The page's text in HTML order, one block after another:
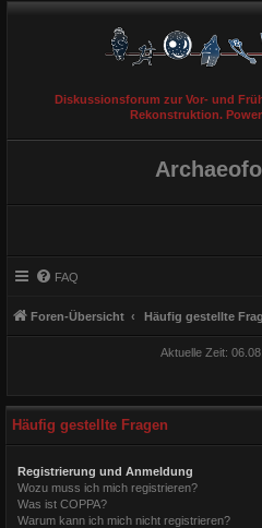
Diskussionsforum zur Vor- und
Rekonstruktion.
FAQ
Foren-Übersicht Häufig gestellte
Aktuelle Zeit:
Häufig gestellte Fragen
Registrierung und Anmeldung
Wozu muss ich mich registrieren?
Was ist COPPA?
Warum kann ich mich nicht registrieren?